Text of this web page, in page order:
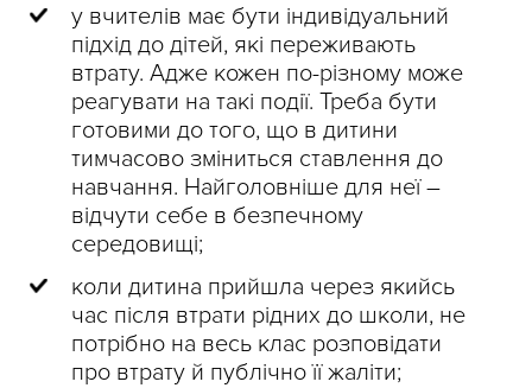
у вчителів має бути індивідуальний
підхід до дітей, які переживають
втрату. Адже кожен по-різному може
реагувати на такі події. Треба бути
готовими до того, що в дитини
тимчасово зміниться ставлення до
навчання. Найголовніше для неї –
відчути себе в безпечному
середовищі;
коли дитина прийшла через якийсь
час після втрати рідних до школи, не
потрібно на весь клас розповідати
про втрату й публічно її жаліти;